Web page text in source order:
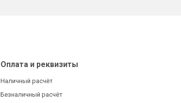
Оплата и реквизиты
Наличный расчёт
Безналичный расчёт